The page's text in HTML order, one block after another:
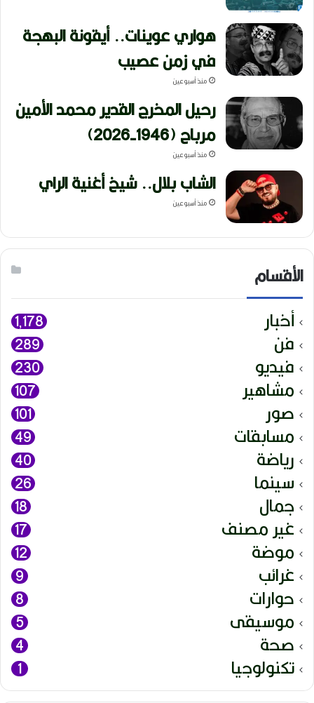
هواري عوينات.. أيقونة البهجة
في زمن عصيب
منذ أسبوعين
رحيل المخرج القدير محمد الأمين
مرباح (1946-2026)
منذ أسبوعين
الشاب بلال.. شيخ أغنية الراي
منذ أسبوعين
الأقسام
أخبار 1٬178
فن 289
فيديو 230
مشاهير 107
صور 101
مسابقات 49
رياضة 40
سينما 26
جمال 18
غير مصنف 17
موضة 12
غرائب 9
حوارات 8
موسيقى 5
صحة 4
تكنولوجيا 1